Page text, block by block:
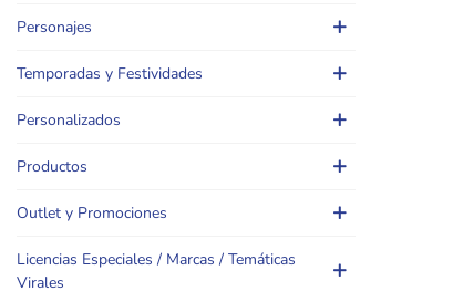
Personajes
Temporadas y Festividades
Personalizados
Productos
Outlet y Promociones
Licencias Especiales / Marcas / Temáticas
Virales